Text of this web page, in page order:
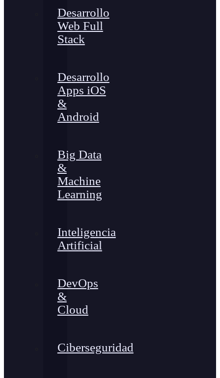
Desarrollo
Web Full
Stack
Desarrollo
Apps iOS
&
Android
Big Data
&
Machine
Learning
Inteligencia
Artificial
DevOps
&
Cloud
Ciberseguridad